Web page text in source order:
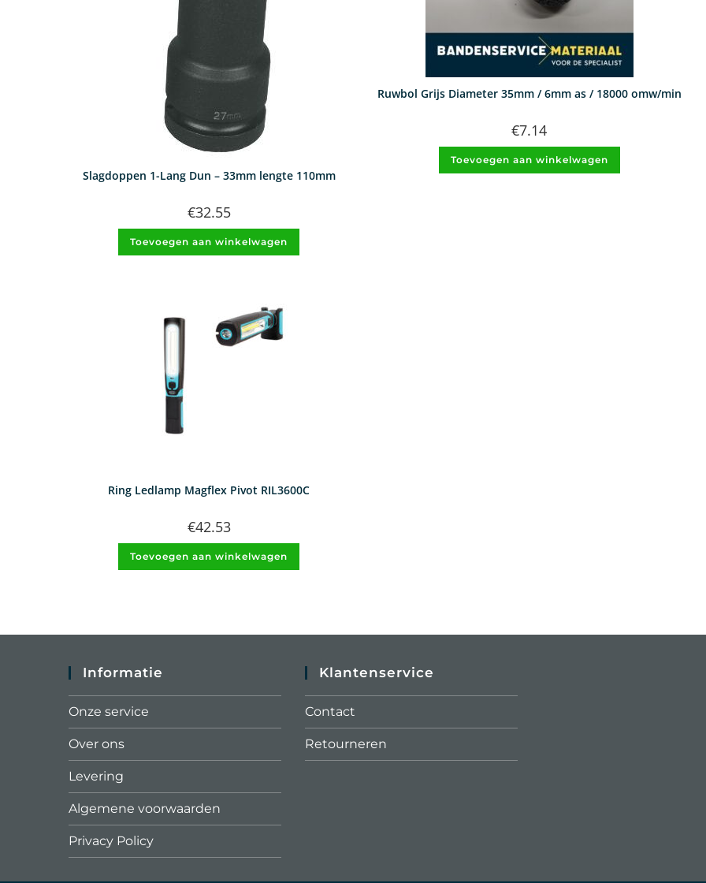
Slagdoppen 1-Lang Dun – 33mm lengte 110mm
€32.55
Toevoegen aan winkelwagen
Ruwbol Grijs Diameter 35mm / 6mm as / 18000 omw/min
€7.14
Toevoegen aan winkelwagen
Ring Ledlamp Magflex Pivot RIL3600C
€42.53
Toevoegen aan winkelwagen
Informatie
Onze service
Over ons
Levering
Algemene voorwaarden
Privacy Policy
Klantenservice
Contact
Retourneren